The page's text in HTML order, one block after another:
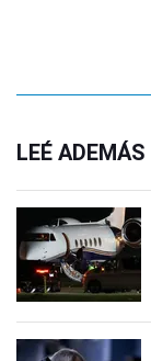
LEÉ ADEMÁS